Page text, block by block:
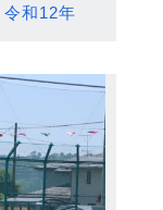
和12年